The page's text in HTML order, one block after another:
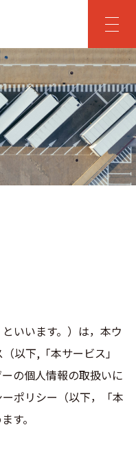
いいます。）は，本ウ
以下,「本サービス」
の個人情報の取扱いに
ポリシー（以下，「本
す。